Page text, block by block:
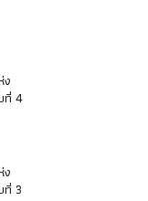
ง
ที่ 4
ง
ที่ 3